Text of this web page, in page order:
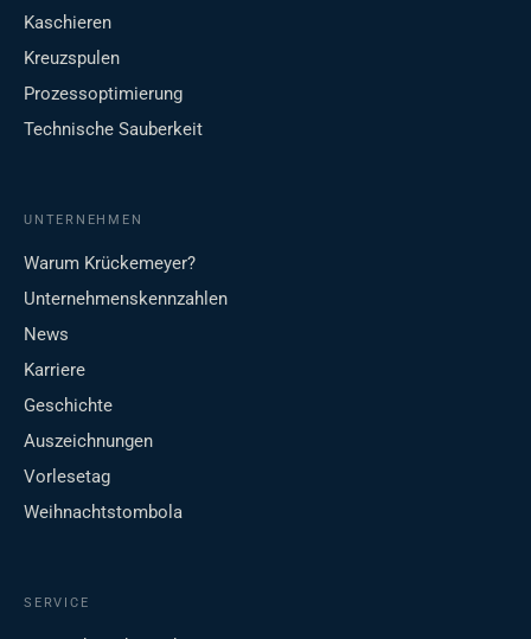
Kaschieren
Kreuzspulen
Prozessoptimierung
Technische Sauberkeit
UNTERNEHMEN
Warum Krückemeyer?
Unternehmenskennzahlen
News
Karriere
Geschichte
Auszeichnungen
Vorlesetag
Weihnachtstombola
SERVICE